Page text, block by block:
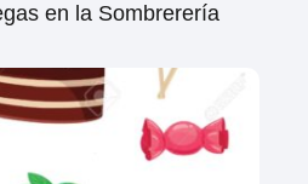
en la Sombrerería